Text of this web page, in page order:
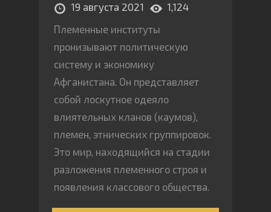
19 августа 2021
1,124
Племенные институты
пронизывают политическую
систему и экономику
Афганистана. Он представляет
собой лоскутное одеяло
влиятельных кланов (каумов),
племен, этнических группировок.
Это мир, находящийся на стадии
разложения племенного строя и
появления классового общества.